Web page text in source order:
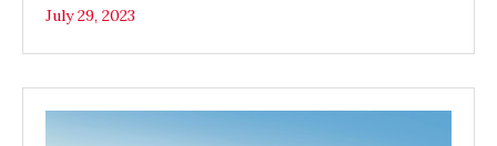
July 29, 2023